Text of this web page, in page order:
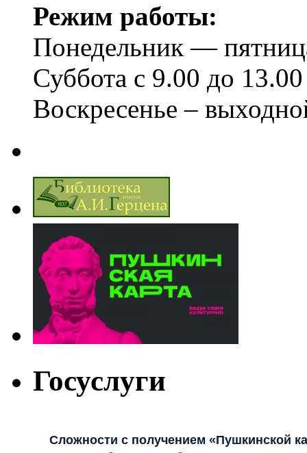
Режим работы:
Понедельник —
Суббота с 9.00 до 13.00
Воскресенье –
Госуслуги
Сложности с получением «Пушкинской